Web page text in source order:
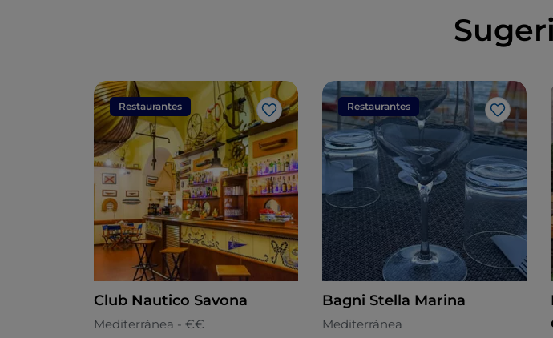
Restaurantes
Me gusta
Club Nautico Savona
Mediterránea - €€
Restaurantes
Me gusta
Bagni Stella Marina
Mediterránea